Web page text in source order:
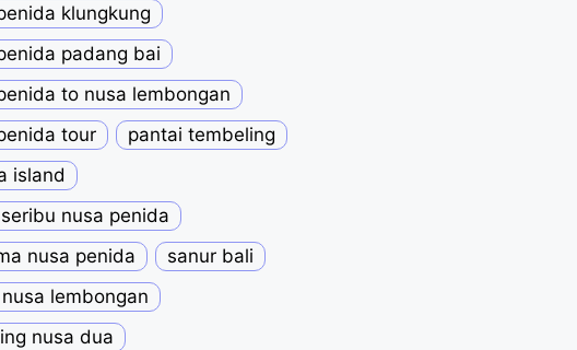
klungkung
padang bai
to nusa lembongan
tour
pantai tembeling
island
nusa penida
nusa penida
sanur bali
lembongan
nusa dua